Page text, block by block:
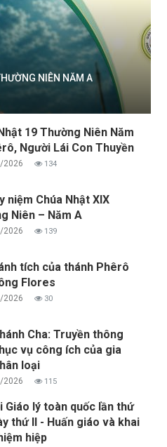
NIÊN NĂM A
19 Thường Niên Năm
Người Lái Con Thuyền
2026 134
niệm Chúa Nhật XIX
Niên – Năm A
2026 139
tích của thánh Phêrô
Flores
2026 30
Cha: Truyền thông
vụ công ích của gia
loại
2026 115
Giáo lý toàn quốc lần thứ
thứ II - Huấn giáo và khai
hiệp